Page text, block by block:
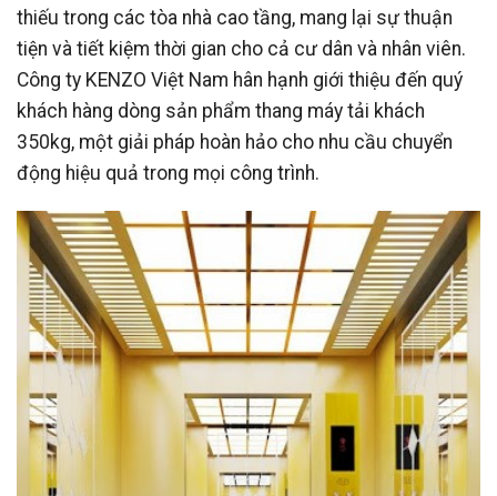
thiếu trong các tòa nhà cao tầng, mang lại sự thuận
tiện và tiết kiệm thời gian cho cả cư dân và nhân viên.
Công ty KENZO Việt Nam hân hạnh giới thiệu đến quý
khách hàng dòng sản phẩm thang máy tải khách
350kg, một giải pháp hoàn hảo cho nhu cầu chuyển
động hiệu quả trong mọi công trình.